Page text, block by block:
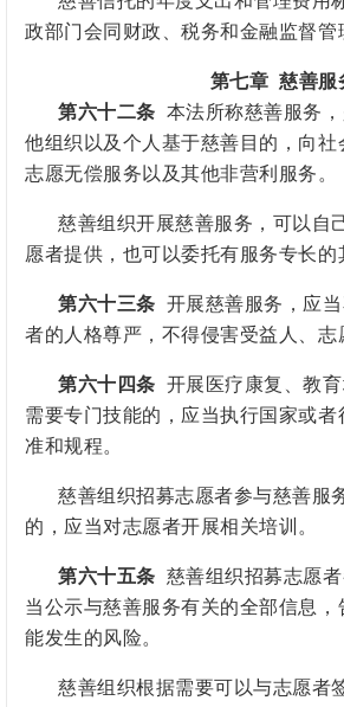
政部门会同财政、税务和金融监督管
第七章 慈善服
第六十二条 本法所称慈善服务
他组织以及个人基于慈善目的，向社
志愿无偿服务以及其他非营利服务。
慈善组织开展慈善服务，可以自
愿者提供，也可以委托有服务专长的
第六十三条 开展慈善服务，应
者的人格尊严，不得侵害受益人、志
第六十四条 开展医疗康复、教育
需要专门技能的，应当执行国家或
准和规程。
慈善组织招募志愿者参与慈善服
的，应当对志愿者开展相关培训。
第六十五条 慈善组织招募志愿
当公示与慈善服务有关的全部信息
能发生的风险。
慈善组织根据需要可以与志愿者